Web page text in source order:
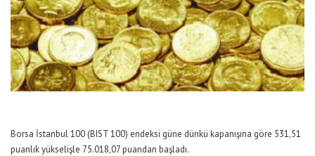
Borsa İstanbul 100 (BIST 100) endeksi güne dünkü kapanışına göre 531,51
puanlık yükselişle 75.018,07 puandan başladı.